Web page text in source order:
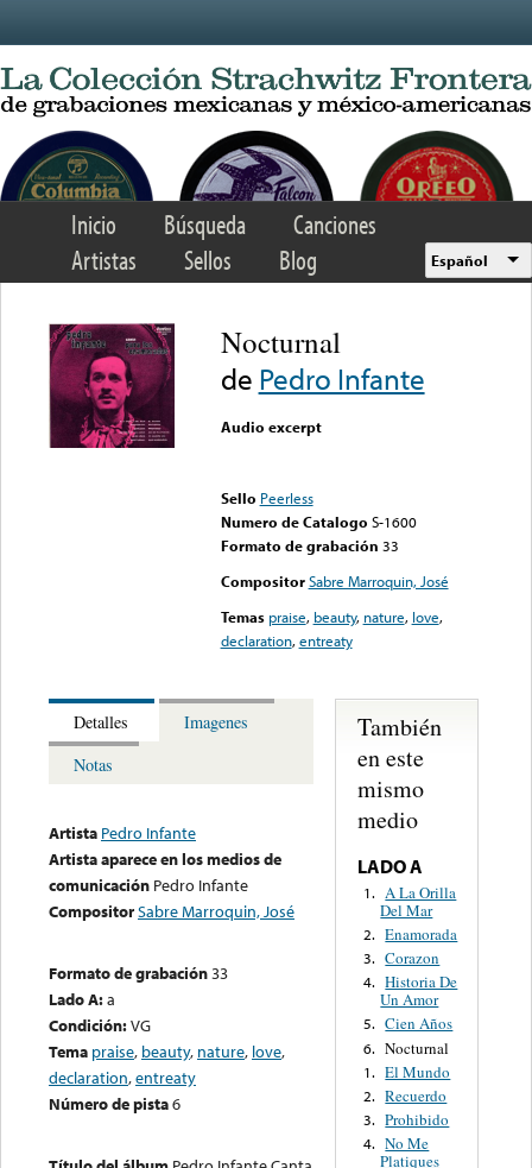
Inicio Búsqueda
Canciones
Artistas
Sellos Blog Español
Nocturnal
de Pedro Infante
Audio excerpt
Sello Peerless
Numero de Catalogo S-1600
Formato de grabación 33
Compositor Sabre Marroquin, José
Temas praise, beauty, nature, love,
declaration,entreaty
Detalles
Imagenes
Notas
Artista Pedro Infante
Artista aparece en los medios de
comunicación Pedro Infante
CompositorSabre Marroquin, José
Formato de grabación33
Lado A:a
Condición:VG
Tema praise, beauty, nature, love,
declaration,entreaty
Número de pista6
También
en este
mismo
medio
LADO A
1. A La Orilla
Del Mar
2. Enamorada
3. Corazon
4. Historia De
Un Amor
5. Cien Años
6. Nocturnal
1. El Mundo
2. Recuerdo
3. Prohibido
4. No Me
Platiques